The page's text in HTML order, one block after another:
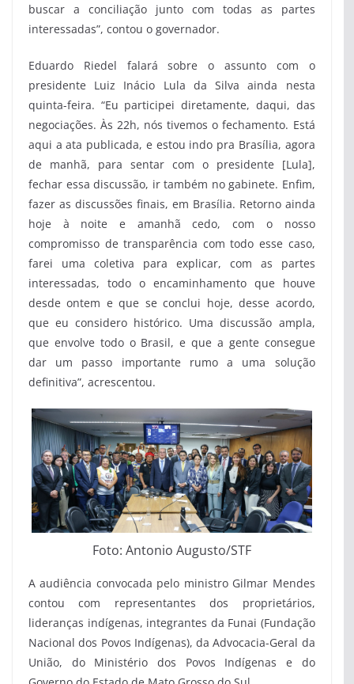
buscar a conciliação junto com todas as partes
interessadas”, contou o governador.
Eduardo Riedel falará sobre o assunto com o
presidente Luiz Inácio Lula da Silva ainda nesta
quinta-feira. “Eu participei diretamente, daqui, das
negociações. Às 22h, nós tivemos o fechamento. Está
aqui a ata publicada, e estou indo pra Brasília, agora
de manhã, para sentar com o presidente [Lula],
fechar essa discussão, ir também no gabinete. Enfim,
fazer as discussões finais, em Brasília. Retorno ainda
hoje à noite e amanhã cedo, com o nosso
compromisso de transparência com todo esse caso,
farei uma coletiva para explicar, com as partes
interessadas, todo o encaminhamento que houve
desde ontem e que se conclui hoje, desse acordo,
que eu considero histórico. Uma discussão ampla,
que envolve todo o Brasil, e que a gente consegue
dar um passo importante rumo a uma solução
definitiva”, acrescentou.
Foto: Antonio Augusto/STF
A audiência convocada pelo ministro Gilmar Mendes
contou com representantes dos proprietários,
lideranças indígenas, integrantes da Funai (Fundação
Nacional dos Povos Indígenas), da Advocacia-Geral da
União, do Ministério dos Povos Indígenas e do